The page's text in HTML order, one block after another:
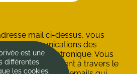
mail ci-dessus, vous
les communications des
par voie électronique. Vous
à tout moment à travers le
est une
différentes
les cookies,